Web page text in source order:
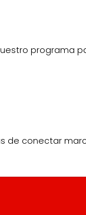
programa
de conectar